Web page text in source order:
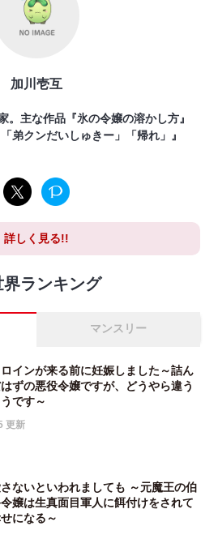
加川壱互
。主な作品『氷の令嬢の溶かし方』
弟クンだいしゅきー」「帰れ」』
詳しく見る!!
界ランキング
マンスリー
ロインが来る前に妊娠しました～詰ん
ずの悪役令嬢ですが、どうやら違う
です～
更新
ないといわれましても ～元魔王の伯
嬢は生真面目軍人に餌付けをされて
になる～